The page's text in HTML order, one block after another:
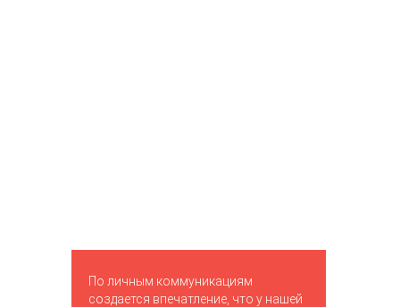
По личным коммуникациям
создается впечатление, что у нашей